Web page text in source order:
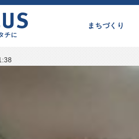
チに
まちづくり